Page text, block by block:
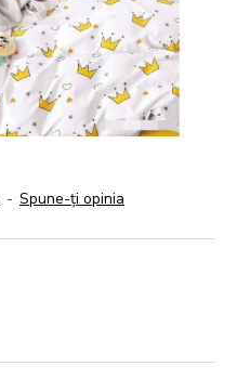
- Spune-ţi opinia